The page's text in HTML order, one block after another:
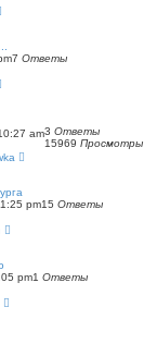
7 Ответы
am3 Ответы
15969 Просмотры
pm15 Ответы
pm1 Ответы